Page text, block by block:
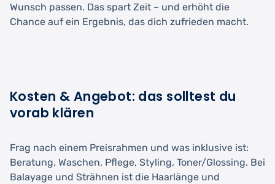
Wunsch passen. Das spart Zeit – und erhöht die
Chance auf ein Ergebnis, das dich zufrieden macht.
Kosten & Angebot: das solltest du
vorab klären
Frag nach einem Preisrahmen und was inklusive ist:
Beratung, Waschen, Pflege, Styling, Toner/Glossing. Bei
Balayage und Strähnen ist die Haarlänge und